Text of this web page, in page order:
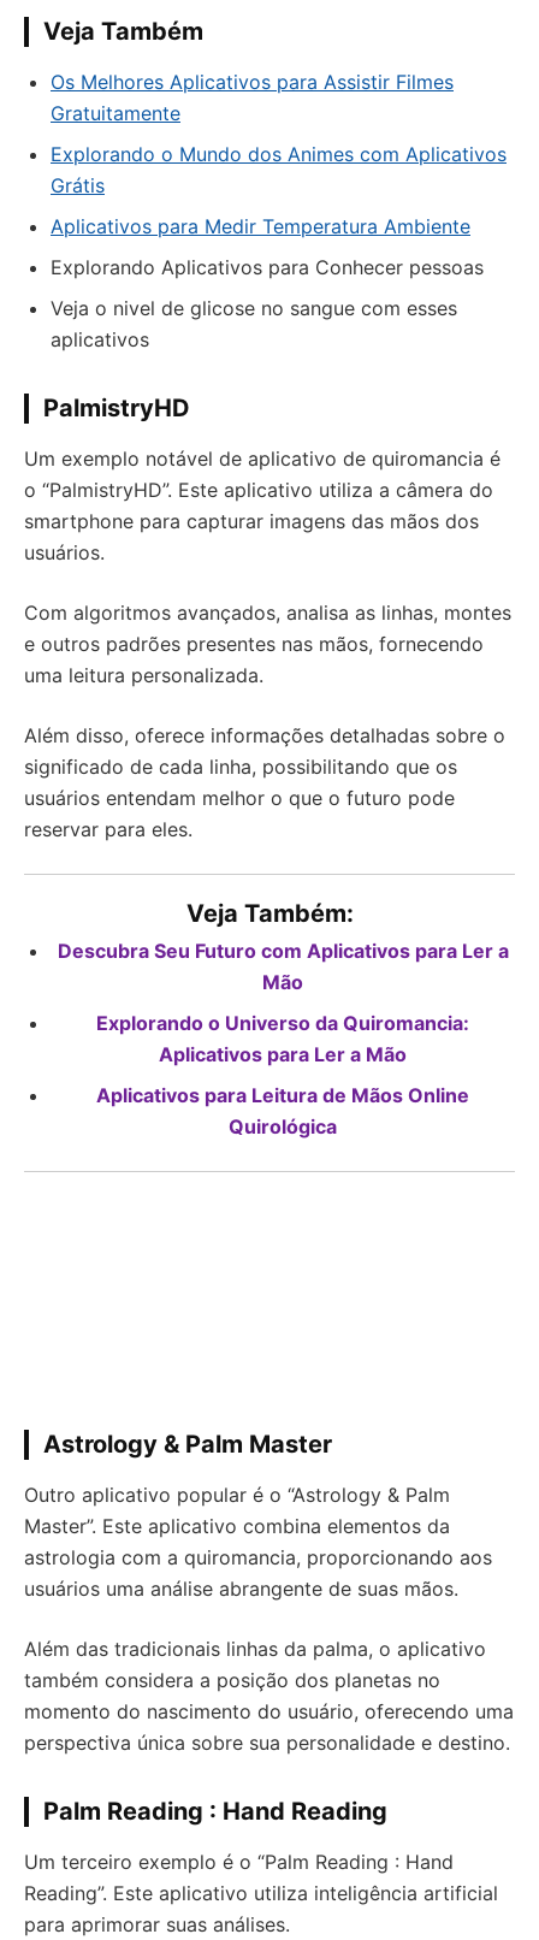
Veja Também
Os Melhores Aplicativos para Assistir Filmes
Gratuitamente
Explorando o Mundo dos Animes com Aplicativos
Grátis
Aplicativos para Medir Temperatura Ambiente
Explorando Aplicativos para Conhecer pessoas
Veja o nivel de glicose no sangue com esses
aplicativos
PalmistryHD
Um exemplo notável de aplicativo de quiromancia é
o “PalmistryHD”. Este aplicativo utiliza a câmera do
smartphone para capturar imagens das mãos dos
usuários.
Com algoritmos avançados, analisa as linhas, montes
e outros padrões presentes nas mãos, fornecendo
uma leitura personalizada.
Além disso, oferece informações detalhadas sobre o
significado de cada linha, possibilitando que os
usuários entendam melhor o que o futuro pode
reservar para eles.
Veja Também:
Descubra Seu Futuro com Aplicativos para Ler a
Mão
Explorando o Universo da Quiromancia:
Aplicativos para Ler a Mão
Aplicativos para Leitura de Mãos Online
Quirológica
Astrology & Palm Master
Outro aplicativo popular é o “Astrology & Palm
Master”. Este aplicativo combina elementos da
astrologia com a quiromancia, proporcionando aos
usuários uma análise abrangente de suas mãos.
Além das tradicionais linhas da palma, o aplicativo
também considera a posição dos planetas no
momento do nascimento do usuário, oferecendo uma
perspectiva única sobre sua personalidade e destino.
Palm Reading : Hand Reading
Um terceiro exemplo é o “Palm Reading : Hand
Reading”. Este aplicativo utiliza inteligência artificial
para aprimorar suas análises.